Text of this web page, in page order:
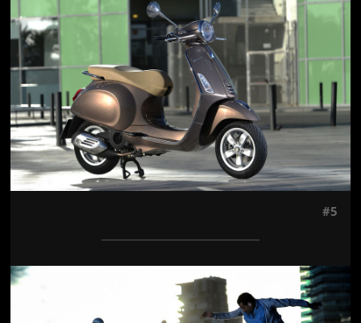
#5
Jön még kép!